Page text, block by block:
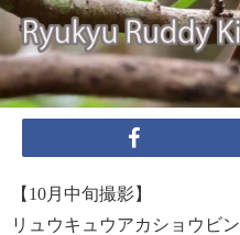
【10月中旬撮影】
リュウキュウアカショウビン